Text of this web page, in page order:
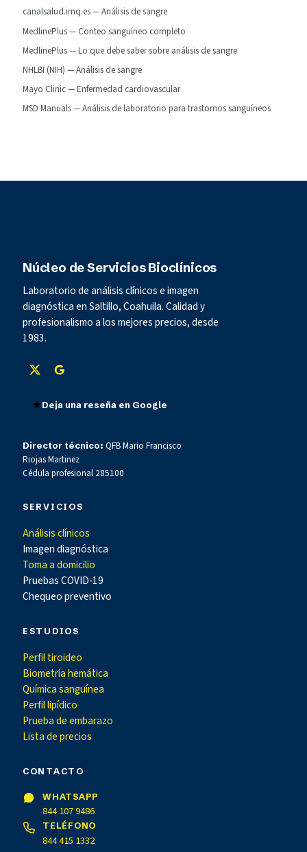
canalsalud.imq.es — Análisis de sangre
MedlinePlus — Conteo sanguíneo completo
MedlinePlus — Lo que debe saber sobre análisis de sangre
NHLBI (NIH) — Análisis de sangre
Mayo Clinic — Enfermedad cardiovascular
MSD Manuals — Análisis de laboratorio para trastornos sanguíneos
Núcleo de Servicios Bioclínicos
Laboratorio de análisis clínicos e imagen
diagnóstica en Saltillo, Coahuila. Calidad y
profesionalismo a los mejores precios, desde
1983.
Deja una reseña en Google
Director técnico: QFB Mario Francisco
Riojas Martinez
Cédula profesional 285100
SERVICIOS
Análisis clínicos
Imagen diagnóstica
Toma a domicilio
Pruebas COVID-19
Chequeo preventivo
ESTUDIOS
Perfil tiroideo
Biometría hemática
Química sanguínea
Perfil lipídico
Prueba de embarazo
Lista de precios
CONTACTO
WHATSAPP
844 107 9486
TELÉFONO
844 415 1332